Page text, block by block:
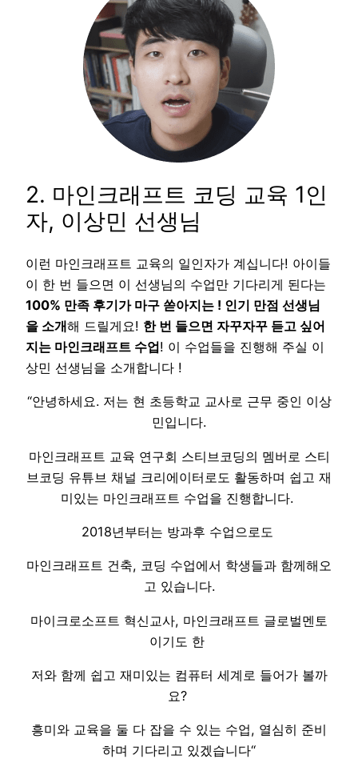
2. 마인크래프트 코딩 교육 1인
자, 이상민 선생님
이런 마인크래프트 교육의 일인자가 계십니다! 아이들
이 한 번 들으면 이 선생님의 수업만 기다리게 된다는
100% 만족 후기가 마구 쏟아지는 ! 인기 만점 선생님
을 소개해 드릴게요! 한 번 들으면 자꾸자꾸 듣고 싶어
지는 마인크래프트 수업! 이 수업들을 진행해 주실 이
상민 선생님을 소개합니다 !
“안녕하세요. 저는 현 초등학교 교사로 근무 중인 이상
민입니다.
마인크래프트 교육 연구회 스티브코딩의 멤버로 스티
브코딩 유튜브 채널 크리에이터로도 활동하며 쉽고 재
미있는 마인크래프트 수업을 진행합니다.
2018년부터는 방과후 수업으로도
마인크래프트 건축, 코딩 수업에서 학생들과 함께해오
고 있습니다.
마이크로소프트 혁신교사, 마인크래프트 글로벌멘토
이기도 한
저와 함께 쉽고 재미있는 컴퓨터 세계로 들어가 볼까
요?
흥미와 교육을 둘 다 잡을 수 있는 수업, 열심히 준비
하며 기다리고 있겠습니다“